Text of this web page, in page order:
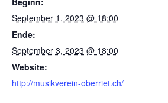
September 1, 2023 @ 18:00
Ende:
September 3, 2023 @ 18:00
Website:
http://musikverein-oberriet.ch/